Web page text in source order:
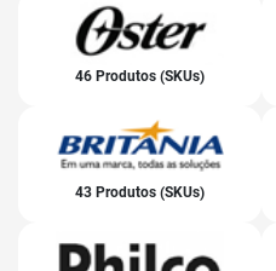
46 Produtos (SKUs)
43 Produtos (SKUs)